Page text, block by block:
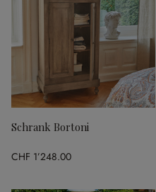
Schrank Bortoni
CHF 1’248.00